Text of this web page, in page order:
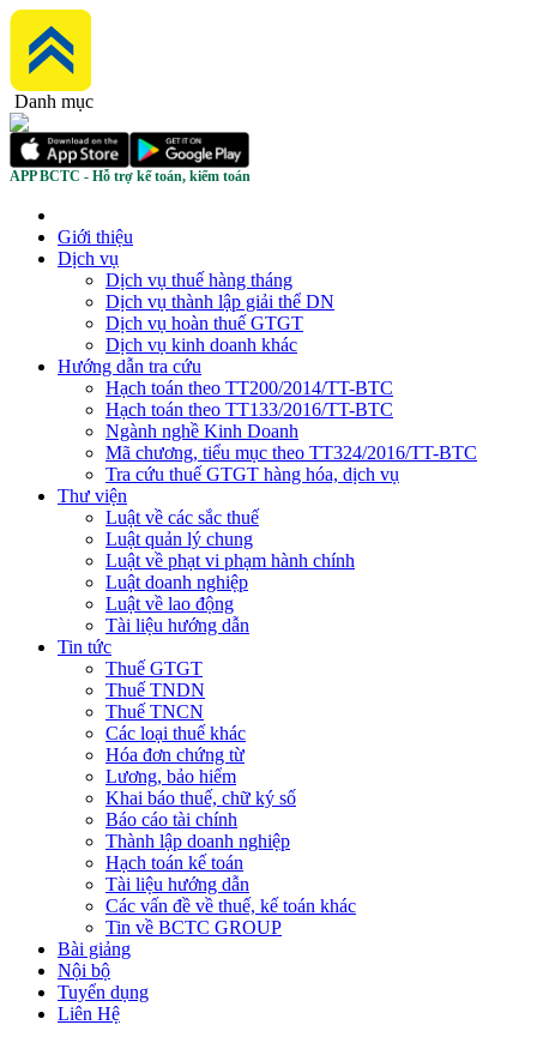
Danh mục
APP BCTC - Hỗ trợ kế toán, kiểm toán
Giới thiệu
Dịch vụ
Dịch vụ thuế hàng tháng
Dịch vụ thành lập giải thể DN
Dịch vụ hoàn thuế GTGT
Dịch vụ kinh doanh khác
Hướng dẫn tra cứu
Hạch toán theo TT200/2014/TT-BTC
Hạch toán theo TT133/2016/TT-BTC
Ngành nghề Kinh Doanh
Mã chương, tiểu mục theo TT324/2016/TT-BTC
Tra cứu thuế GTGT hàng hóa, dịch vụ
Thư viện
Luật về các sắc thuế
Luật quản lý chung
Luật về phạt vi phạm hành chính
Luật doanh nghiệp
Luật về lao động
Tài liệu hướng dẫn
Tin tức
Thuế GTGT
Thuế TNDN
Thuế TNCN
Các loại thuế khác
Hóa đơn chứng từ
Lương, bảo hiểm
Khai báo thuế, chữ ký số
Báo cáo tài chính
Thành lập doanh nghiệp
Hạch toán kế toán
Tài liệu hướng dẫn
Các vấn đề về thuế, kế toán khác
Tin về BCTC GROUP
Bài giảng
Nội bộ
Tuyển dụng
Liên Hệ